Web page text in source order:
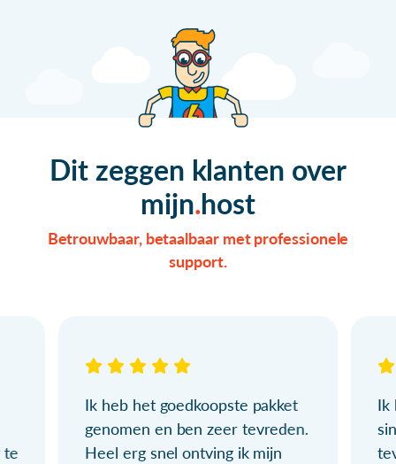
Dit zeggen klanten over
mijn host
Betrouwbaar, betaalbaar met professionele
support.
te
Ik heb het goedkoopste pakket
genomen en ben zeer tevreden.
Heel erg snel ontving ik mijn
Ik